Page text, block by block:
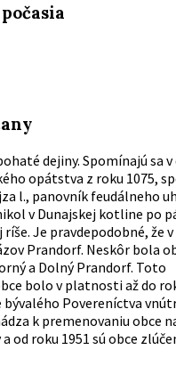
dejiny. Spomínajú sa
opátstva z roku 1075,
l., panovník feudálneho
v Dunajskej kotline po
Je pravdepodobné, že v
Prandorf. Neskôr bola
a Dolný Prandorf. Toto
bolo v platnosti až do
bývalého Povereníctva
k premenovaniu obce
od roku 1951 sú obce